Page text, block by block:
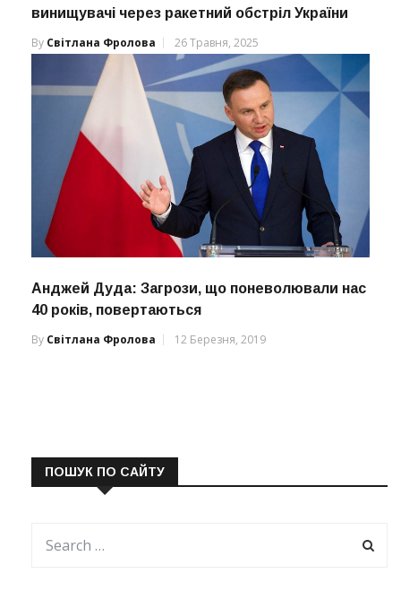
винищувачі через ракетний обстріл України
By Світлана Фролова 26 Травня, 2025
Анджей Дуда: Загрози, що поневолювали нас
40 років, повертаються
By Світлана Фролова 12 Березня, 2019
ПОШУК ПО САЙТУ